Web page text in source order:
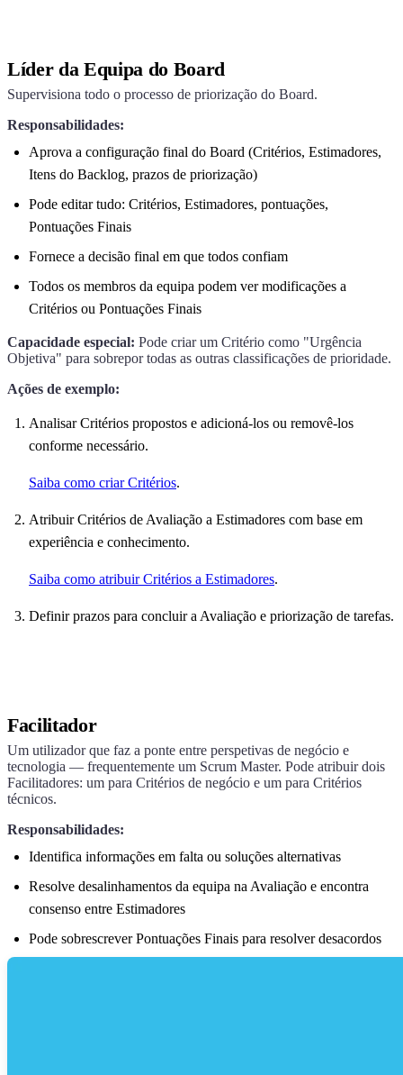
Líder da Equipa do Board
Supervisiona todo o processo de priorização do Board.
Responsabilidades:
Aprova a configuração final do Board (Critérios, Estimadores,
Itens do Backlog, prazos de priorização)
Pode editar tudo: Critérios, Estimadores, pontuações,
Pontuações Finais
Fornece a decisão final em que todos confiam
Todos os membros da equipa podem ver modificações a
Critérios ou Pontuações Finais
Capacidade especial: Pode criar um Critério como "Urgência
Objetiva" para sobrepor todas as outras classificações de prioridade.
Ações de exemplo:
Analisar Critérios propostos e adicioná-los ou removê-los
conforme necessário.
Saiba como criar Critérios.
Atribuir Critérios de Avaliação a Estimadores com base em
experiência e conhecimento.
Saiba como atribuir Critérios a Estimadores.
Definir prazos para concluir a Avaliação e priorização de tarefas.
Facilitador
Um utilizador que faz a ponte entre perspetivas de negócio e
tecnologia — frequentemente um Scrum Master. Pode atribuir dois
Facilitadores: um para Critérios de negócio e um para Critérios
técnicos.
Responsabilidades:
Identifica informações em falta ou soluções alternativas
Resolve desalinhamentos da equipa na Avaliação e encontra
consenso entre Estimadores
Pode sobrescrever Pontuações Finais para resolver desacordos